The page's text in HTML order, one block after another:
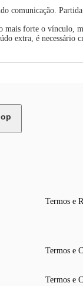
comunicação.
mais forte o
extra, é
Termos e
Termos e
Termos e